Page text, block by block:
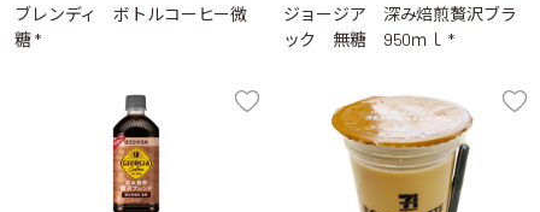
ブレンディ ボトルコーヒー微
糖 *
ジョージア 深み焙煎贅沢ブラ
ック 無糖 950ｍｌ *